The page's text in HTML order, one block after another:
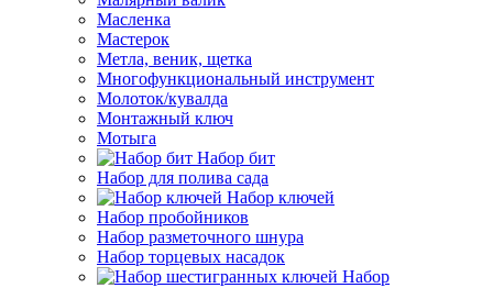
Масленка
Мастерок
Метла, веник, щетка
Многофункциональный инструмент
Молоток/кувалда
Монтажный ключ
Мотыга
Набор бит
Набор для полива сада
Набор ключей
Набор пробойников
Набор разметочного шнура
Набор торцевых насадок
Набор